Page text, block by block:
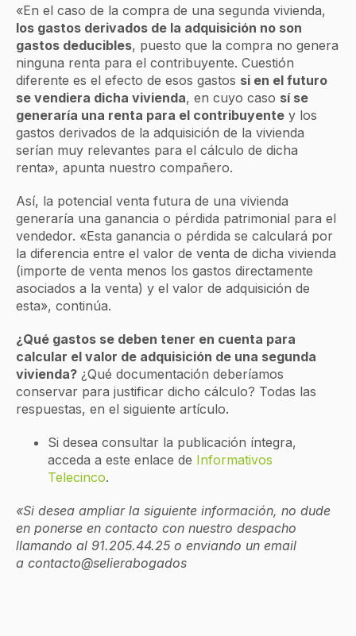
«En el caso de la compra de una segunda vivienda,
los gastos derivados de la adquisición no son
gastos deducibles, puesto que la compra no genera
ninguna renta para el contribuyente. Cuestión
diferente es el efecto de esos gastos si en el futuro
se vendiera dicha vivienda, en cuyo caso sí se
generaría una renta para el contribuyente y los
gastos derivados de la adquisición de la vivienda
serían muy relevantes para el cálculo de dicha
renta», apunta nuestro compañero.
Así, la potencial venta futura de una vivienda
generaría una ganancia o pérdida patrimonial para el
vendedor. «Esta ganancia o pérdida se calculará por
la diferencia entre el valor de venta de dicha vivienda
(importe de venta menos los gastos directamente
asociados a la venta) y el valor de adquisición de
esta», continúa.
¿Qué gastos se deben tener en cuenta para
calcular el valor de adquisición de una segunda
vivienda? ¿Qué documentación deberíamos
conservar para justificar dicho cálculo? Todas las
respuestas, en el siguiente artículo.
Si desea consultar la publicación íntegra,
acceda a este enlace de Informativos
Telecinco.
«Si desea ampliar la siguiente información, no dude
en ponerse en contacto con nuestro despacho
llamando al 91.205.44.25 o enviando un email
a contacto@selierabogados